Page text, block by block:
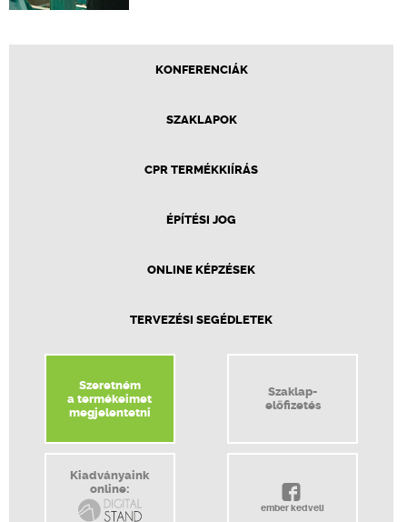
KONFERENCIÁK
SZAKLAPOK
CPR TERMÉKKIÍRÁS
ÉPÍTÉSI JOG
ONLINE KÉPZÉSEK
TERVEZÉSI SEGÉDLETEK
Szeretném
a termékeimet
megjelentetni
Szaklap-
előfizetés
Kiadványaink
online:
ember kedveli